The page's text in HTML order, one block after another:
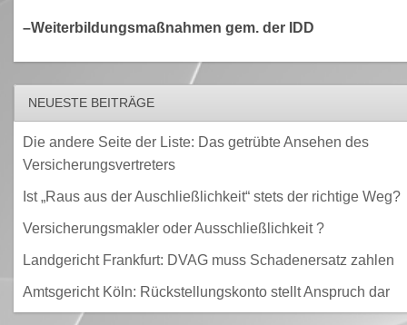
–Weiterbildungsmaßnahmen gem. der IDD
NEUESTE BEITRÄGE
Die andere Seite der Liste: Das getrübte Ansehen des
Versicherungsvertreters
Ist „Raus aus der Auschließlichkeit“ stets der richtige Weg?
Versicherungsmakler oder Ausschließlichkeit ?
Landgericht Frankfurt: DVAG muss Schadenersatz zahlen
Amtsgericht Köln: Rückstellungskonto stellt Anspruch dar